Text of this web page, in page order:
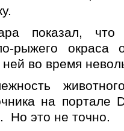
показал, что
рыжего окраса
во время
на портале
Но это не точно.